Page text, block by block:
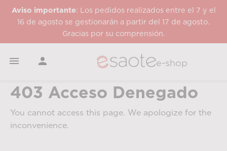
Aviso importante: Los pedidos realizados entre el 7 y el
16 de agosto se gestionarán a partir del 17 de agosto.
Gracias por su comprensión.
  e-shop
403 Acceso Denegado
You cannot access this page. We apologize for the
inconvenience.